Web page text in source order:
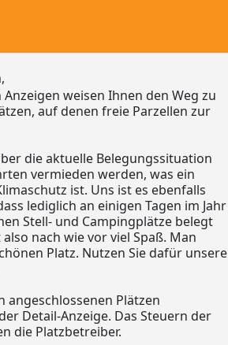
weisen Ihnen den Weg zu
auf denen freie Parzellen zur
die aktuelle Belegungssituation
vermieden werden, was ein
ist. Uns ist es ebenfalls
lediglich an einigen Tagen im Jahr
Stell- und Campingplätze belegt
nach wie vor viel Spaß. Man
Platz. Nutzen Sie dafür unsere
Plätzen
Detail-Anzeige. Das Steuern der
die Platzbetreiber.